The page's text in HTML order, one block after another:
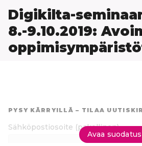
Digikilta-
8.-9.10.2019:
PYSY KÄRRYILLÄ – TILAA
Sähköpostiosoite (pakollinen)
Avaa suodatus